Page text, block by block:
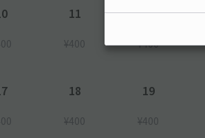
11
¥400
12
¥400
18
¥400
19
¥400